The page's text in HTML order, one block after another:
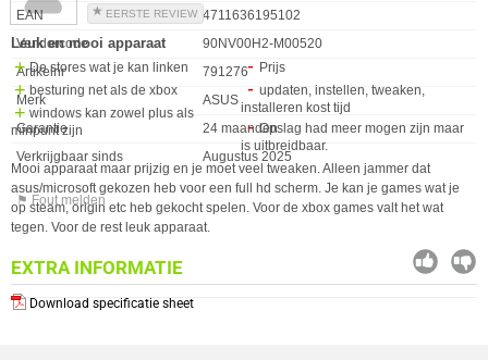
EAN
4711636195102
Vendorcode
90NV00H2-M00520
Artikelnr
791276
Merk
ASUS
Garantie
24 maanden
Verkrijgbaar sinds
Augustus 2025
⚑ Fout melden
EXTRA INFORMATIE
Download specificatie sheet
EERSTE REVIEW
Leuk en mooi apparaat
De stores wat je kan linken
besturing net als de xbox
windows kan zowel plus als
minpunt zijn
Prijs
updaten, instellen, tweaken,
installeren kost tijd
Opslag had meer mogen zijn maar
is uitbreidbaar.
Mooi apparaat maar prijzig en je moet veel tweaken. Alleen jammer dat
asus/microsoft gekozen heb voor een full hd scherm. Je kan je games wat je
op steam, origin etc heb gekocht spelen. Voor de xbox games valt het wat
tegen. Voor de rest leuk apparaat.